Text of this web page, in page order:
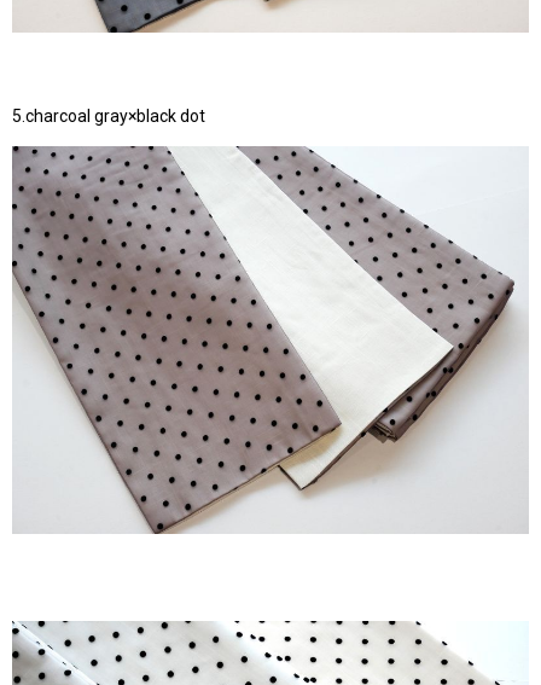
5.charcoal gray×black dot